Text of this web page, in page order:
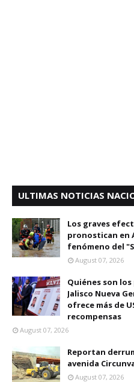
ULTIMAS NOTICIAS
Los graves
pronostican en
fenómeno del
August 07, 2026
Quiénes son
Jalisco Nueva
ofrece más de
recompensas
August 07, 2026
Reportan
avenida
August 07, 2026